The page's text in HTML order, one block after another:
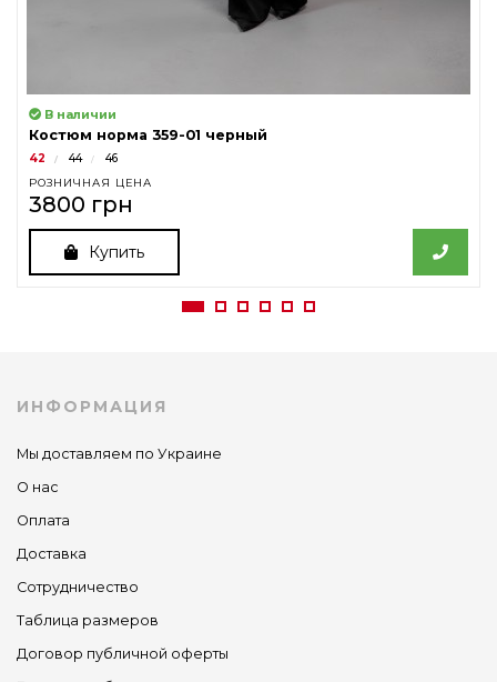
В наличии
Костюм норма 359-01 черный
42 44 46
РОЗНИЧНАЯ ЦЕНА
3800 грн
Купить
ИНФОРМАЦИЯ
Мы доставляем по Украине
О нас
Оплата
Доставка
Сотрудничество
Таблица размеров
Договор публичной оферты